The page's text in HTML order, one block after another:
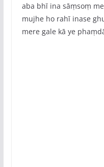
aba bhī ina sāṃsoṃ
mujhe ho rahī inase
mere gale kā ye